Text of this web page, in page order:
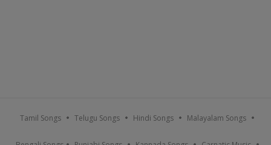
Tamil Songs Telugu Songs Hindi Songs Malayalam Songs